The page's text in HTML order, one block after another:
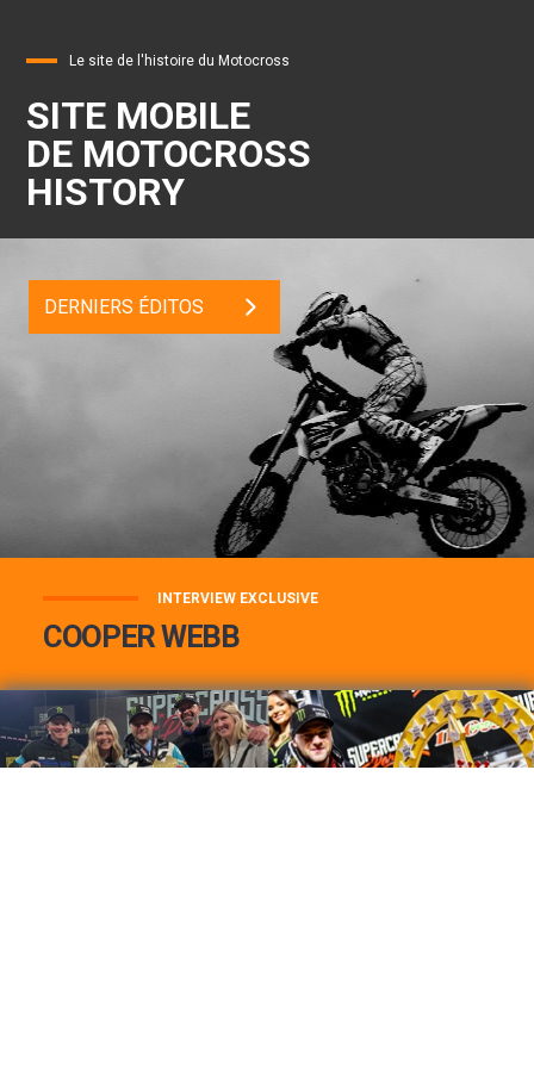
Le site de l'histoire du Motocross
SITE MOBILE
DE MOTOCROSS
HISTORY
DERNIERS ÉDITOS
INTERVIEW EXCLUSIVE
COOPER WEBB